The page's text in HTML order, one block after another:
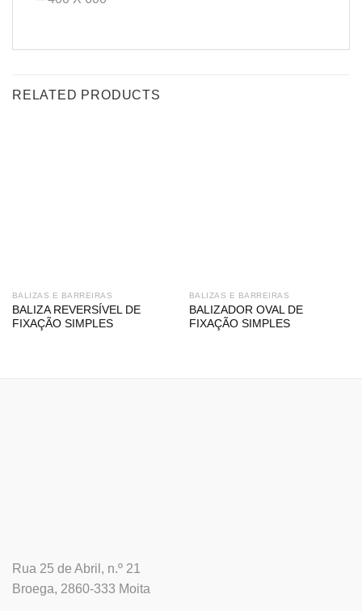
RELATED PRODUCTS
BALIZAS E BARREIRAS
BALIZA REVERSÍVEL DE
FIXAÇÃO SIMPLES
BALIZAS E BARREIRAS
BALIZADOR OVAL DE
FIXAÇÃO SIMPLES
Rua 25 de Abril, n.º 21
Broega, 2860-333 Moita